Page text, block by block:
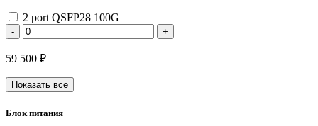
2 port QSFP28 100G
- +
59 500 ₽
Показать все
Блок питания